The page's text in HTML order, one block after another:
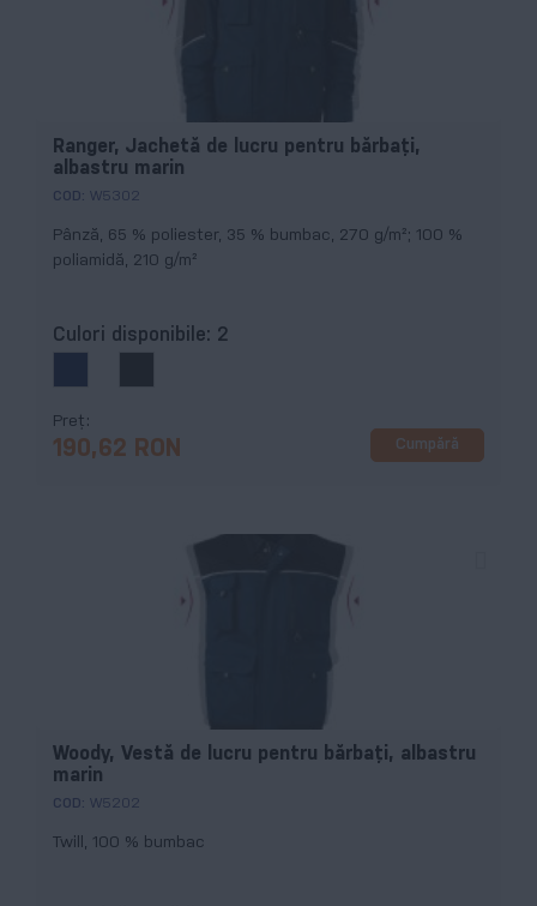
Ranger, Jachetă de lucru pentru bărbaţi,
albastru marin
COD: W5302
Pânză, 65 % poliester, 35 % bumbac, 270 g/m²; 100 %
poliamidă, 210 g/m²
Culori disponibile: 2
Preț
190,62 RON Cumpără
Woody, Vestă de lucru pentru bărbaţi, albastru
marin
COD: W5202
Twill, 100 % bumbac